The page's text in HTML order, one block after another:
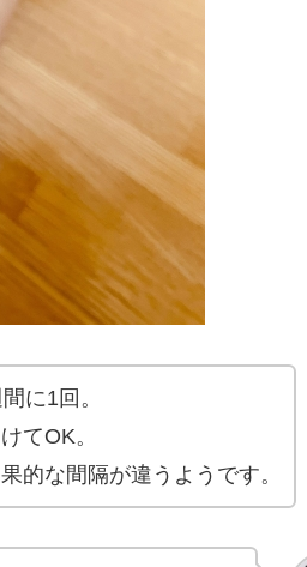
に1回。
てOK。
的な間隔が違うようです。